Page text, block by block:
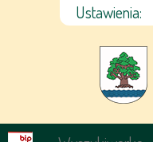
Ustawienia: